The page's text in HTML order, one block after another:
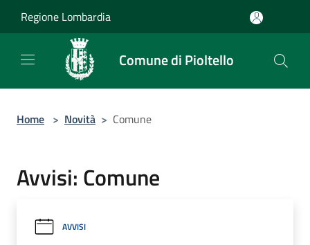
Regione Lombardia
Comune di Pioltello
Home > Novità > Comune
Avvisi: Comune
AVVISI